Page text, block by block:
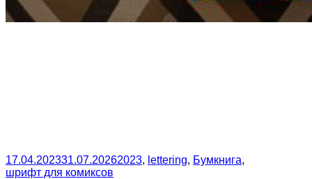
17.04.202331.07.20262023, lettering, Бумкнига,
шрифт для комиксов